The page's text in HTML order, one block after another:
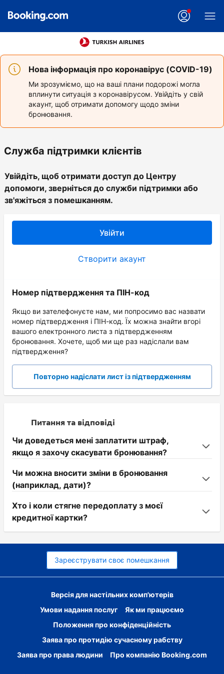
Нова інформація про коронавірус (COVID-19)
Ми зрозуміємо, що на ваші плани подорожі могла
вплинути ситуація з коронавірусом. Увійдіть у свій
акаунт, щоб отримати допомогу щодо зміни
бронювання.
Служба підтримки клієнтів
Увійдіть, щоб отримати доступ до Центру
допомоги, зверніться до служби підтримки або
зв'яжіться з помешканням.
Увійти
Створити акаунт
Номер підтвердження та ПІН-код
Якщо ви зателефонуєте нам, ми попросимо вас назвати
номер підтвердження і ПІН-код. Їх можна знайти вгорі
вашого електронного листа з підтвердженням
бронювання. Хочете, щоб ми ще раз надіслали вам
підтвердження?
Повторно надіслати лист із підтвердженням
Питання та відповіді
Чи доведеться мені заплатити штраф,
якщо я захочу скасувати бронювання?
Чи можна вносити зміни в бронювання
(наприклад, дати)?
Хто і коли стягне передоплату з моєї
кредитної картки?
Зареєструвати своє помешкання
Версія для настільних комп'ютерів
Умови надання послуг
Як ми працюємо
Положення про конфіденційність
Заява про протидію сучасному рабству
Заява про права людини
Про компанію Booking.com